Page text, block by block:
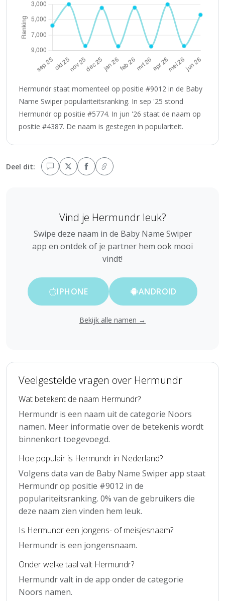
Hermundr staat momenteel op positie #9012 in de Baby
Name Swiper populariteitsranking. In sep '25 stond
Hermundr op positie #5774. In jun '26 staat de naam op
positie #4387. De naam is gestegen in populariteit.
Deel dit:
Vind je Hermundr leuk?
Swipe deze naam in de Baby Name Swiper
app en ontdek of je partner hem ook mooi
vindt!
IPHONE ANDROID
Bekijk alle namen →
Veelgestelde vragen over Hermundr
Wat betekent de naam Hermundr?
Hermundr is een naam uit de categorie Noors
namen. Meer informatie over de betekenis wordt
binnenkort toegevoegd.
Hoe populair is Hermundr in Nederland?
Volgens data van de Baby Name Swiper app staat
Hermundr op positie #9012 in de
populariteitsranking. 0% van de gebruikers die
deze naam zien vinden hem leuk.
Is Hermundr een jongens- of meisjesnaam?
Hermundr is een jongensnaam.
Onder welke taal valt Hermundr?
Hermundr valt in de app onder de categorie
Noors namen.